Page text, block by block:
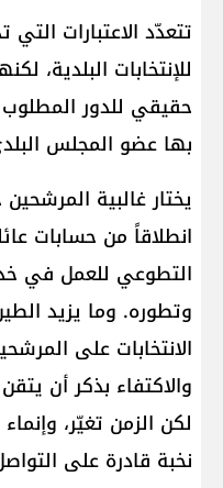
تتعدّد الاعتبارات
للإنتخابات البلدية،
حقيقي للدور
بها عضو المجلس
يختار غالبية
انطلاقاً من حسابات
التطوعي للعمل في
وتطوره. وما يزيد
الانتخابات على
والاكتفاء بذكر أن
لكن الزمن تغيّر،
نخبة قادرة على